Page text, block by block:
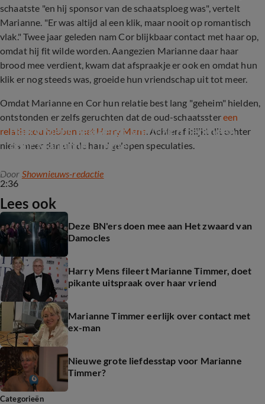
schaatste "en hij sponsor van de schaatsploeg was", vertelt
Marianne. "Er was altijd al een klik, maar nooit op romantisch
vlak." Twee jaar geleden nam Cor blijkbaar contact met haar op,
omdat hij fit wilde worden. Aangezien Marianne daar haar
brood mee verdient, kwam dat afspraakje er ook en omdat hun
klik er nog steeds was, groeide hun vriendschap uit tot meer.
Omdat Marianne en Cor hun relatie best lang "geheim" hielden,
ontstonden er zelfs geruchten dat de oud-schaatsstereen
relatie zou hebben met Harry Mens. Achteraf blijkt dit echter
niets meer dan uit de hand gelopen speculaties.
2:36
Harry Mens gekwetst, voelt zich bedrogen
door Marianne Timmer
Door Shownieuws-redactie
Lees ook
Deze BN'ers doen mee aan Het zwaard van
Damocles
Harry Mens fileert Marianne Timmer, doet
pikante uitspraak over haar vriend
Marianne Timmer eerlijk over contact met
ex-man
Nieuwe grote liefdesstap voor Marianne
Timmer?
Categorieën